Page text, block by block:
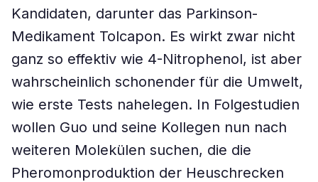
Kandidaten, darunter das Parkinson-
Medikament Tolcapon. Es wirkt zwar nicht
ganz so effektiv wie 4-Nitrophenol, ist aber
wahrscheinlich schonender für die Umwelt,
wie erste Tests nahelegen. In Folgestudien
wollen Guo und seine Kollegen nun nach
weiteren Molekülen suchen, die die
Pheromonproduktion der Heuschrecken